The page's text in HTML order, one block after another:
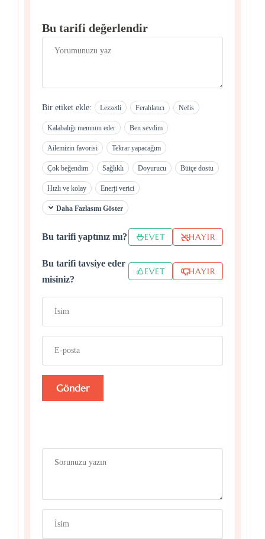
Bu tarifi değerlendir
Bir etiket ekle: Lezzetli Ferahlatıcı Nefis
Kalabalığı memnun eder Ben sevdim
Ailemizin favorisi Tekrar yapacağım
Çok beğendim Sağlıklı Doyurucu Bütçe dostu
Hızlı ve kolay Enerji verici
Daha Fazlasını Göster
Bu tarifi yaptınız mı? EVET HAYIR
Bu tarifi tavsiye eder
misiniz?
EVET HAYIR